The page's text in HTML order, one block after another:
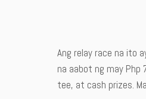
Ang relay race na ito
na aabot ng may Php
tee, at cash prizes.